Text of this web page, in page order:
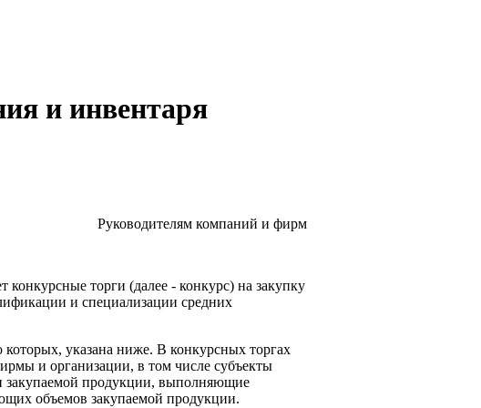
и инвентаря
Руководителям компаний и фирм
конкурсные торги (далее - конкурс) на закупку
и специализации средних
указана ниже. В конкурсных торгах
и организации, в том числе субъекты
закупаемой продукции, выполняющие
объемов закупаемой продукции.